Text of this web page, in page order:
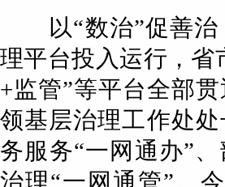
以“数治”促善治
理平台投入运行，省
+监管”等平台全部
领基层治理工作处
务服务“一网通办”
治理“一网通管”。